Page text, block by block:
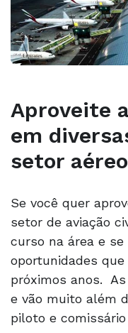
Aproveite
em
setor aéreo
Se você quer
setor de aviação
curso na área e
oportunidades
próximos anos.
e vão muito além
piloto e comissário